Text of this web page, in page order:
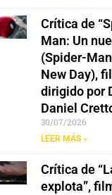
Crítica de
Man: Un
(Spider-
New Day),
dirigido por
Daniel
30/07/2026
LEER MÁS »
Crítica de
explota”,